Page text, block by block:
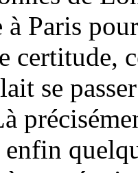
à Paris
certitude,
se